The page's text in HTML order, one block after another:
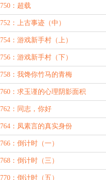
750：超载
752：上古事迹（中）
754：游戏新手村（上）
756：游戏新手村（下）
758：我馋你竹马的青梅
760：求玉谨的心理阴影面积
762：同志，你好
764：凤素言的真实身份
766：倒计时（一）
768：倒计时（三）
770：倒计时（五）